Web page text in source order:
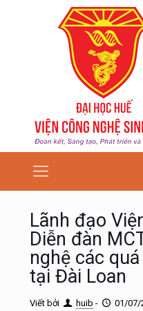
Lãnh đạo
Diễn đàn
nghệ các
tại Đài Loan
Viết bởi huib - 01/07/